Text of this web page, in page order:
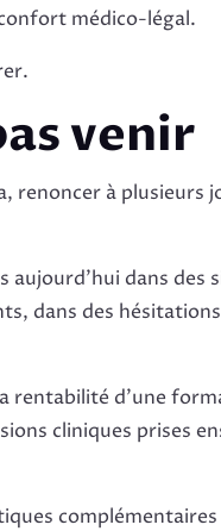
médico-légal.
venir
renoncer à plusieurs
dans des
dans des
d’une
cliniques prises